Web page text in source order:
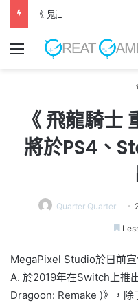
《 鬼武者 劍之道 》 實
Menu
《 飛龍騎士
將於PS4、
Quarter Quarter
MegaPixel Studio於日前
A. 於2019年在Switch上推
Dragoon: Remake )》，